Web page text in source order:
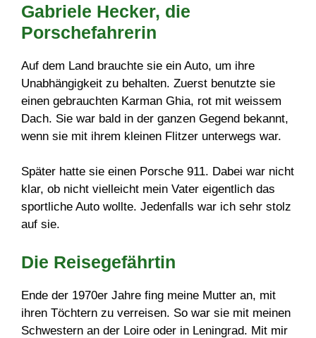
Gabriele Hecker, die
Porschefahrerin
Auf dem Land brauchte sie ein Auto, um ihre
Unabhängigkeit zu behalten. Zuerst benutzte sie
einen gebrauchten Karman Ghia, rot mit weissem
Dach. Sie war bald in der ganzen Gegend bekannt,
wenn sie mit ihrem kleinen Flitzer unterwegs war.
Später hatte sie einen Porsche 911. Dabei war nicht
klar, ob nicht vielleicht mein Vater eigentlich das
sportliche Auto wollte. Jedenfalls war ich sehr stolz
auf sie.
Die Reisegefährtin
Ende der 1970er Jahre fing meine Mutter an, mit
ihren Töchtern zu verreisen. So war sie mit meinen
Schwestern an der Loire oder in Leningrad. Mit mir